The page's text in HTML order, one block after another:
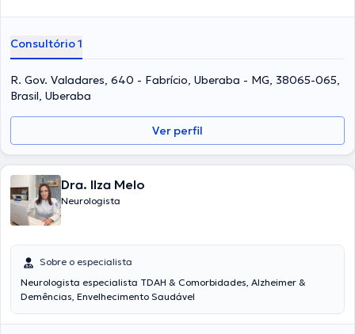
Consultório 1
R. Gov. Valadares, 640 - Fabrício, Uberaba - MG, 38065-065,
Brasil, Uberaba
Ver perfil
Dra. Ilza Melo
Neurologista
Sobre o especialista
Neurologista especialista TDAH & Comorbidades, Alzheimer &
Demências, Envelhecimento Saudável